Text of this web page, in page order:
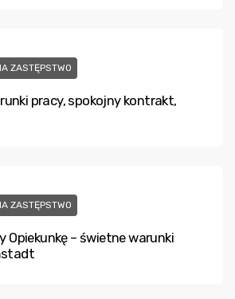
ZASTĘPSTWO
pracy, spokojny kontrakt,
ZASTĘPSTWO
Opiekunkę – świetne warunki